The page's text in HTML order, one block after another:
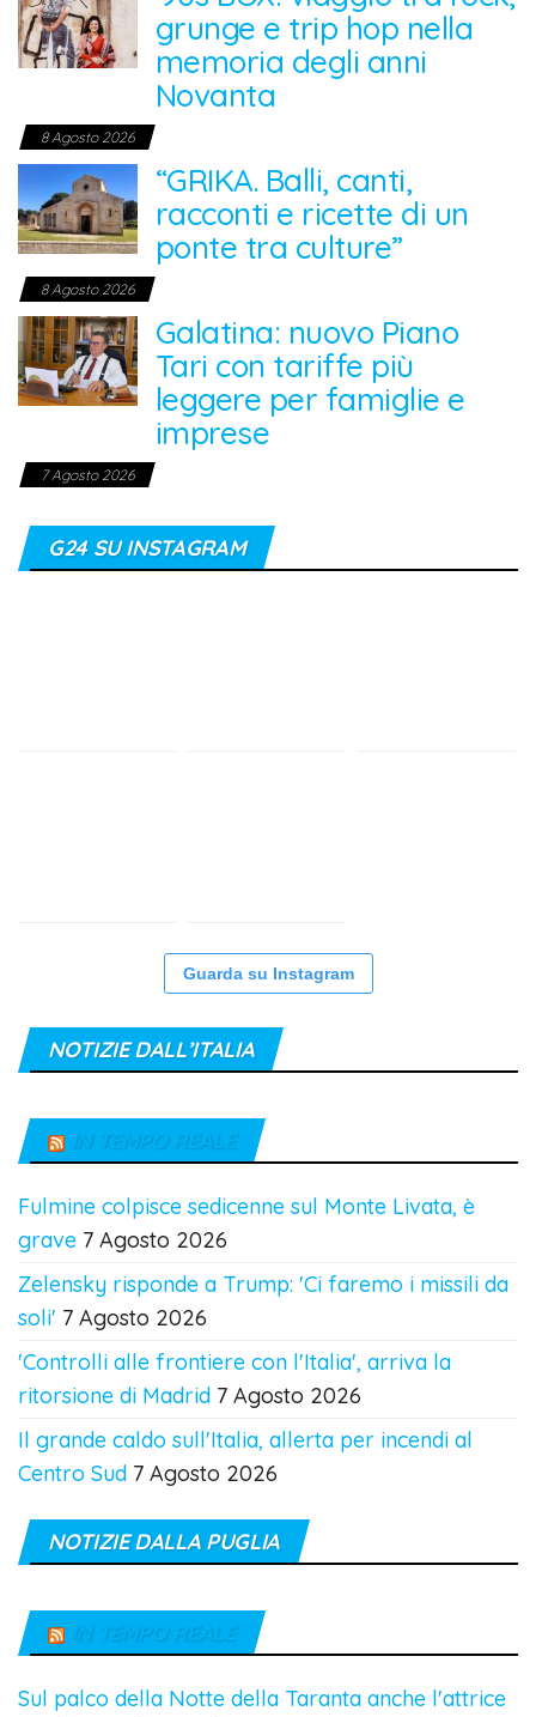
grunge e trip hop nella
memoria degli anni
Novanta
8 Agosto 2026
“GRIKA. Balli, canti,
racconti e ricette di un
ponte tra culture”
8 Agosto 2026
Galatina: nuovo Piano
Tari con tariffe più
leggere per famiglie e
imprese
7 Agosto 2026
G24 SU INSTAGRAM
Guarda su Instagram
NOTIZIE DALL’ITALIA
IN TEMPO REALE
Fulmine colpisce sedicenne sul Monte Livata, è
grave 7 Agosto 2026
Zelensky risponde a Trump: 'Ci faremo i missili da
soli' 7 Agosto 2026
'Controlli alle frontiere con l'Italia', arriva la
ritorsione di Madrid 7 Agosto 2026
Il grande caldo sull'Italia, allerta per incendi al
Centro Sud 7 Agosto 2026
NOTIZIE DALLA PUGLIA
IN TEMPO REALE
Sul palco della Notte della Taranta anche l'attrice